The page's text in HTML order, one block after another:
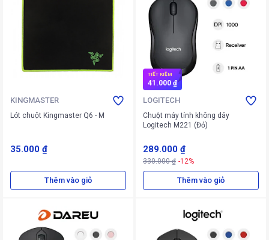
KINGMASTER
Lót chuột Kingmaster Q6 - M
35.000 ₫
Thêm vào giỏ
TIẾT KIỆM
41.000 ₫
LOGITECH
Chuột máy tính không dây
Logitech M221 (Đỏ)
289.000 ₫
330.000 ₫ -12%
Thêm vào giỏ